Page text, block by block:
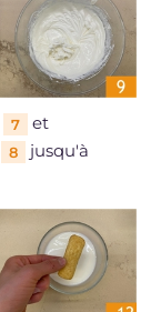
7
et
8
jusqu'à